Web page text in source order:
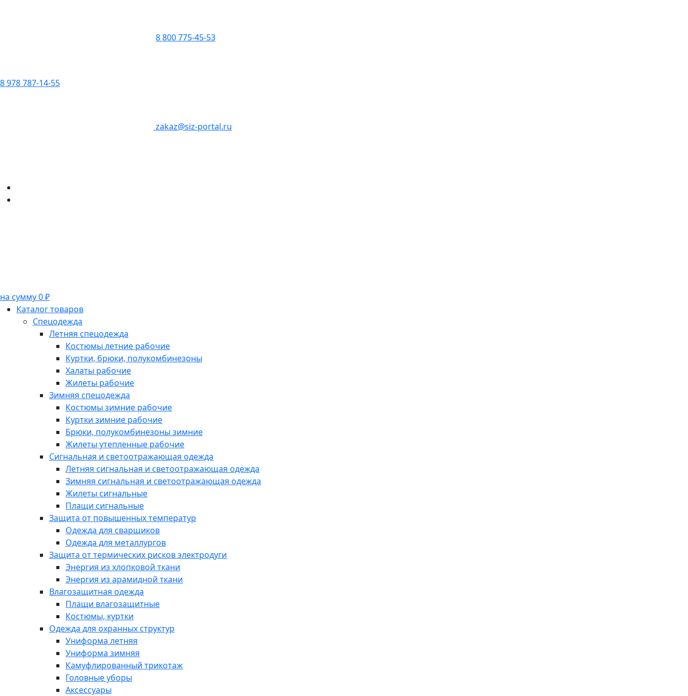
8 800 775-45-53
8 978 787-14-55
zakaz@siz-portal.ru
на сумму 0 ₽
Каталог товаров
Спецодежда
Летняя спецодежда
Костюмы летние рабочие
Куртки, брюки, полукомбинезоны
Халаты рабочие
Жилеты рабочие
Зимняя спецодежда
Костюмы зимние рабочие
Куртки зимние рабочие
Брюки, полукомбинезоны зимние
Жилеты утепленные рабочие
Сигнальная и светоотражающая одежда
Летняя сигнальная и светоотражающая одежда
Зимняя сигнальная и светоотражающая одежда
Жилеты сигнальные
Плащи сигнальные
Защита от повышенных температур
Одежда для сварщиков
Одежда для металлургов
Защита от термических рисков электродуги
Энергия из хлопковой ткани
Энергия из арамидной ткани
Влагозащитная одежда
Плащи влагозащитные
Костюмы, куртки
Одежда для охранных структур
Униформа летняя
Униформа зимняя
Камуфлированный трикотаж
Головные уборы
Аксессуары